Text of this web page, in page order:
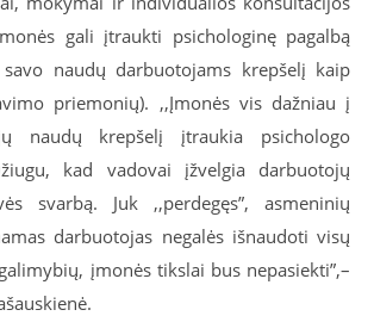
gali įtraukti psichologinę pagalbą
naudų darbuotojams krepšelį kaip
priemonių). ,,Įmonės vis dažniau į
naudų krepšelį įtraukia psichologo
kad vadovai įžvelgia darbuotojų
svarbą. Juk ,,perdegęs”, asmeninių
darbuotojas negalės išnaudoti visų
įmonės tikslai bus nepasiekti”,–